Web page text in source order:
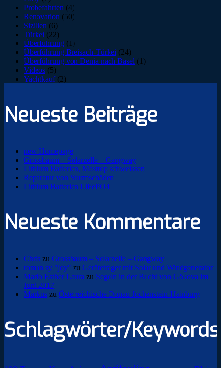
Probefahrten (4)
Renovation (50)
Sizilien (6)
Türkei (22)
Überführung (1)
Überführung Breisach-Türkei (24)
Überführung von Denia nach Basel (1)
Videos (5)
Yachtkauf(2)
Neueste Beiträge
new Homepage
Grossbaum – Solarzelle – Gangway
Lithium Batterien, Masttop schweissen
Reparatur von Sturmschäden
Lithium Batterien LiFePO4
Neueste Kommentare
Chris zu Grossbaum – Solarzelle – Gangway
roman sy "joy" zu Geräteträger mit Solar und Windgenerator
Mario Esther Laura zu Segeln in der Bucht von Gökova im
Juni 2017
Markus zu Österreichische Donau Jochenstein-Hainburg
Schlagwörter/Keywords